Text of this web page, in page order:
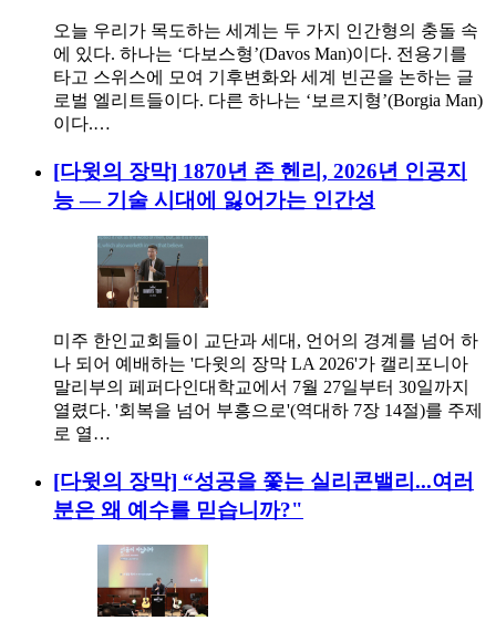
오늘 우리가 목도하는 세계는 두 가지 인간형의 충돌 속
에 있다. 하나는 ‘다보스형’(Davos Man)이다. 전용기를
타고 스위스에 모여 기후변화와 세계 빈곤을 논하는 글
로벌 엘리트들이다. 다른 하나는 ‘보르지형’(Borgia Man)
이다.…
[다윗의 장막] 1870년 존 헨리, 2026년 인공지
능 — 기술 시대에 잃어가는 인간성
미주 한인교회들이 교단과 세대, 언어의 경계를 넘어 하
나 되어 예배하는 '다윗의 장막 LA 2026'가 캘리포니아
말리부의 페퍼다인대학교에서 7월 27일부터 30일까지
열렸다. '회복을 넘어 부흥으로'(역대하 7장 14절)를 주제
로 열…
[다윗의 장막] “성공을 쫓는 실리콘밸리...여러
분은 왜 예수를 믿습니까?"